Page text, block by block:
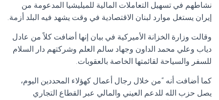
نشاطهم في تسهيل التعاملات المالية للميليشيا المدعومة من
إيران يستغل موارد لبنان الاقتصادية في وقت يشهد فيه البلد أزمة.
وقالت وزارة الخزانة الأميركية في بيان إنها أضافت كلاً من عادل
دياب وعلي محمد الداون وجهاد سالم العلم وشركتهم دار السلام
للسفر والسياحة لقائمتها الخاصة بالعقوبات.
كما أضافت أنه “من خلال رجال أعمال كهؤلاء المحددين اليوم،
يصل حزب الله للدعم العيني والمالي عبر القطاع التجاري